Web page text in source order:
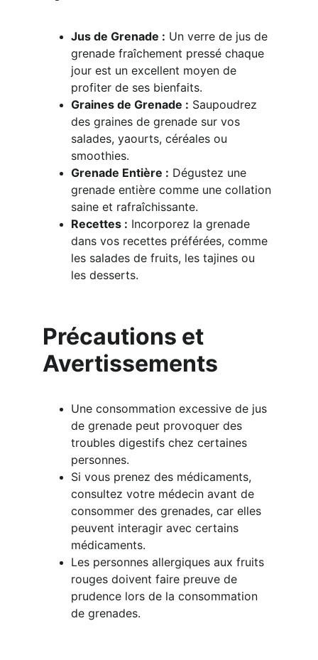
Jus de Grenade : Un verre de jus de
grenade fraîchement pressé chaque
jour est un excellent moyen de
profiter de ses bienfaits.
Graines de Grenade : Saupoudrez
des graines de grenade sur vos
salades, yaourts, céréales ou
smoothies.
Grenade Entière : Dégustez une
grenade entière comme une collation
saine et rafraîchissante.
Recettes : Incorporez la grenade
dans vos recettes préférées, comme
les salades de fruits, les tajines ou
les desserts.
Précautions et
Avertissements
Une consommation excessive de jus
de grenade peut provoquer des
troubles digestifs chez certaines
personnes.
Si vous prenez des médicaments,
consultez votre médecin avant de
consommer des grenades, car elles
peuvent interagir avec certains
médicaments.
Les personnes allergiques aux fruits
rouges doivent faire preuve de
prudence lors de la consommation
de grenades.